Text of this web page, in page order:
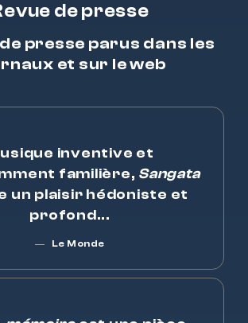
de presse
presse parus dans les
et sur le web
inventive et
familière, Sangata
un plaisir hédoniste et
profond...
Le Monde